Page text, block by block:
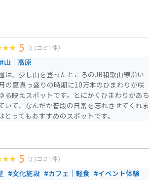
5 （口コミ1件）
#山｜高原
は、少し山を登ったところのJR和歌山線沿い
の夏真っ盛りの時期に10万本のひまわりが咲
る映えスポットです。とにかくひまわりがあち
いて、なんだか普段の日常を忘れさせてくれま
とってもおすすめのスポットです。
5 （口コミ1件）
#文化施設 #カフェ｜軽食 #イベント体験